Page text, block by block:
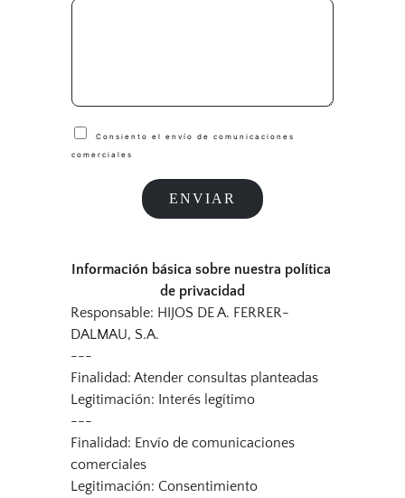
C
H
E
S
Consiento el envío de comunicaciones
comerciales
ENVIAR
Información básica sobre nuestra política
de privacidad
Responsable: HIJOS DE A. FERRER-
DALMAU, S.A.
---
Finalidad: Atender consultas planteadas
Legitimación: Interés legítimo
---
Finalidad: Envío de comunicaciones
comerciales
Legitimación: Consentimiento